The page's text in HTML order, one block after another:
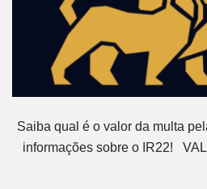
Saiba qual é o valor da multa
informações sobre o IR22!